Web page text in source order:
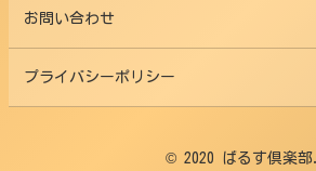
お問い合わせ
プライバシーポリシー
© 2020 ばるす倶楽部.